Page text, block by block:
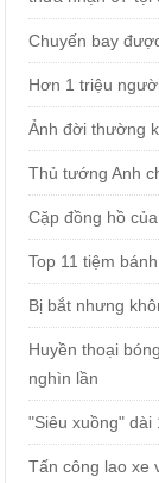
Chuyến bay
Hơn 1 triệu
Ảnh đời thường
Thủ tướng Anh
Cặp đồng hồ
Top 11 tiệm
Bị bắt nhưng
Huyền thoại
nghìn lần
"Siêu xuồng"
Tấn công lao xe